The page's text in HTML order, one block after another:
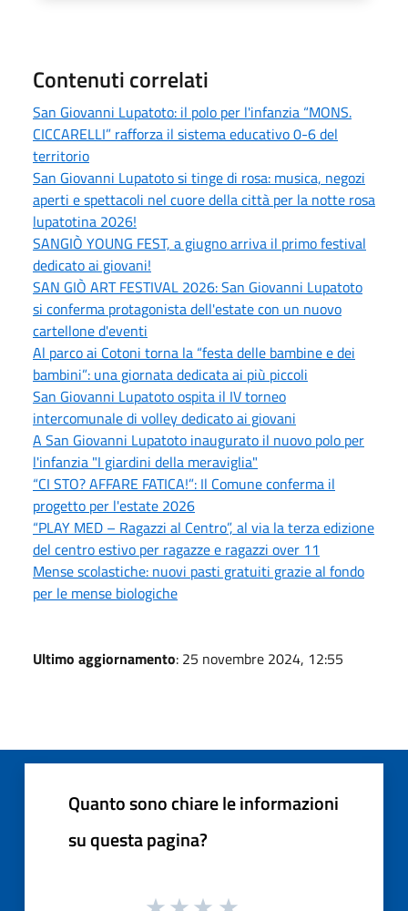
Contenuti correlati
San Giovanni Lupatoto: il polo per l'infanzia “MONS.
CICCARELLI” rafforza il sistema educativo 0-6 del
territorio
San Giovanni Lupatoto si tinge di rosa: musica, negozi
aperti e spettacoli nel cuore della città per la notte rosa
lupatotina 2026!
SANGIÒ YOUNG FEST, a giugno arriva il primo festival
dedicato ai giovani!
SAN GIÒ ART FESTIVAL 2026: San Giovanni Lupatoto
si conferma protagonista dell'estate con un nuovo
cartellone d'eventi
Al parco ai Cotoni torna la “festa delle bambine e dei
bambini”: una giornata dedicata ai più piccoli
San Giovanni Lupatoto ospita il IV torneo
intercomunale di volley dedicato ai giovani
A San Giovanni Lupatoto inaugurato il nuovo polo per
l'infanzia "I giardini della meraviglia"
“CI STO? AFFARE FATICA!”: Il Comune conferma il
progetto per l'estate 2026
“PLAY MED – Ragazzi al Centro”, al via la terza edizione
del centro estivo per ragazze e ragazzi over 11
Mense scolastiche: nuovi pasti gratuiti grazie al fondo
per le mense biologiche
Ultimo aggiornamento: 25 novembre 2024, 12:55
Quanto sono chiare le informazioni
su questa pagina?